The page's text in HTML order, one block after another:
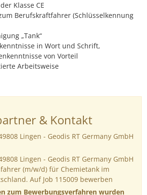
Klasse CE
Berufskraftfahrer (Schlüsselkennung
„Tank“
in Wort und Schrift,
von Vorteil
Arbeitsweise
& Kontakt
Lingen - Geodis RT Germany GmbH
Lingen - Geodis RT Germany GmbH
(m/w/d) für Chemietank im
Auf Job 115009 bewerben
zum Bewerbungsverfahren wurden